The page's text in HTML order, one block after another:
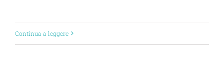
Continua a leggere